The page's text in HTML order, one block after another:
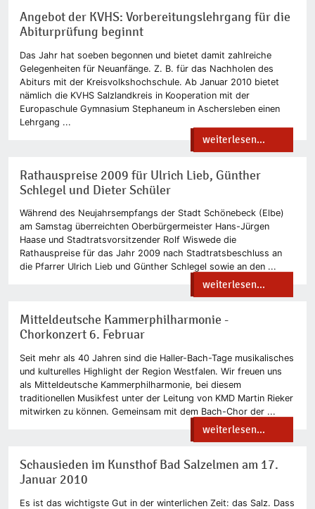
Angebot der KVHS: Vorbereitungslehrgang für die
Abiturprüfung beginnt
Das Jahr hat soeben begonnen und bietet damit zahlreiche
Gelegenheiten für Neuanfänge. Z. B. für das Nachholen des
Abiturs mit der Kreisvolkshochschule. Ab Januar 2010 bietet
nämlich die KVHS Salzlandkreis in Kooperation mit der
Europaschule Gymnasium Stephaneum in Aschersleben einen
Lehrgang ...
weiterlesen...
Rathauspreise 2009 für Ulrich Lieb, Günther
Schlegel und Dieter Schüler
Während des Neujahrsempfangs der Stadt Schönebeck (Elbe)
am Samstag überreichten Oberbürgermeister Hans-Jürgen
Haase und Stadtratsvorsitzender Rolf Wiswede die
Rathauspreise für das Jahr 2009 nach Stadtratsbeschluss an
die Pfarrer Ulrich Lieb und Günther Schlegel sowie an den ...
weiterlesen...
Mitteldeutsche Kammerphilharmonie -
Chorkonzert 6. Februar
Seit mehr als 40 Jahren sind die Haller-Bach-Tage musikalisches
und kulturelles Highlight der Region Westfalen. Wir freuen uns
als Mitteldeutsche Kammerphilharmonie, bei diesem
traditionellen Musikfest unter der Leitung von KMD Martin Rieker
mitwirken zu können. Gemeinsam mit dem Bach-Chor der ...
weiterlesen...
Schausieden im Kunsthof Bad Salzelmen am 17.
Januar 2010
Es ist das wichtigste Gut in der winterlichen Zeit: das Salz. Dass